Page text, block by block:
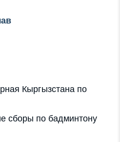
Кыргызстана по
сборы по бадминтону